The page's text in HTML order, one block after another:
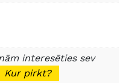
interesēties sev
Kur pirkt?